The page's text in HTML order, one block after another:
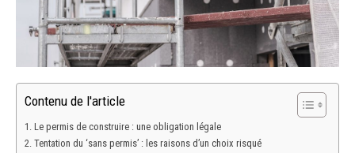
Contenu de l'article
Le permis de construire : une obligation légale
Tentation du ‘sans permis’ : les raisons d’un choix risqué